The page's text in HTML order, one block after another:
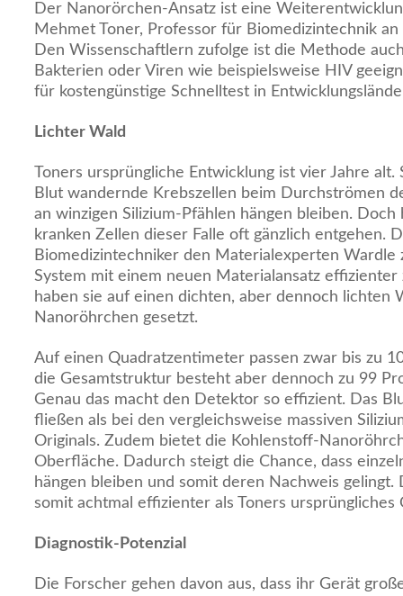
Der Nanorörchen-Ansatz ist eine
Mehmet Toner, Professor für Biomedizintechnik
Den Wissenschaftlern zufolge ist die Methode
Bakterien oder Viren wie beispielsweise HIV
für kostengünstige Schnelltest in
Lichter Wald
Toners ursprüngliche Entwicklung ist vier Jahre alt.
Blut wandernde Krebszellen beim Durchströmen
an winzigen Silizium-Pfählen hängen bleiben. Doch
kranken Zellen dieser Falle oft gänzlich entgehen.
Biomedizintechniker den Materialexperten Wardle
System mit einem neuen Materialansatz effizienter
haben sie auf einen dichten, aber dennoch lichten
Nanoröhrchen gesetzt.
Auf einen Quadratzentimeter passen zwar bis zu
die Gesamtstruktur besteht aber dennoch zu 99
Genau das macht den Detektor so effizient. Das
fließen als bei den vergleichsweise massiven
Originals. Zudem bietet die Kohlenstoff-
Oberfläche. Dadurch steigt die Chance, dass
hängen bleiben und somit deren Nachweis
somit achtmal effizienter als Toners ursprüngliches
Diagnostik-Potenzial
Die Forscher gehen davon aus, dass ihr Gerät